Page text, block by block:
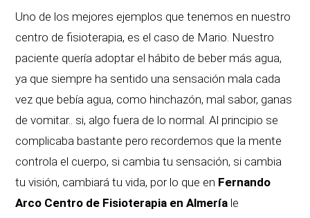
Uno de los mejores ejemplos que tenemos en nuestro
centro de fisioterapia, es el caso de Mario. Nuestro
paciente quería adoptar el hábito de beber más agua,
ya que siempre ha sentido una sensación mala cada
vez que bebía agua, como hinchazón, mal sabor, ganas
de vomitar.. si, algo fuera de lo normal. Al principio se
complicaba bastante pero recordemos que la mente
controla el cuerpo, si cambia tu sensación, si cambia
tu visión, cambiará tu vida, por lo que en Fernando
Arco Centro de Fisioterapia en Almería le